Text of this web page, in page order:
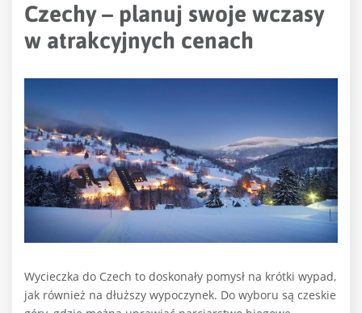
Czechy – planuj swoje wczasy
w atrakcyjnych cenach
Wycieczka do Czech to doskonały pomysł na krótki wypad,
jak również na dłuższy wypoczynek. Do wyboru są czeskie